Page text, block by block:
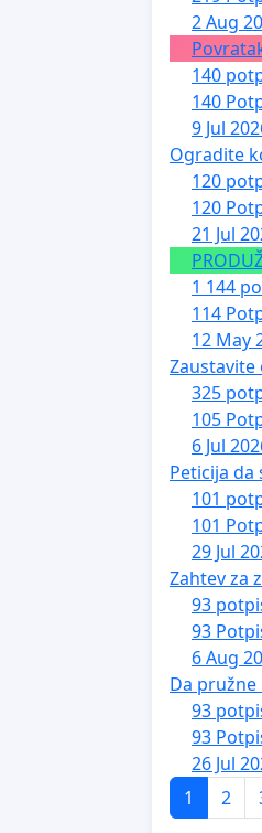
2 Aug
140
140
9 Jul
Ogradite
120
120
21 Jul
1 144
114
12 May
Zaustavite
325
105
6 Jul
Peticija
101
101
29 Jul
Zahtev za
93
93
6 Aug
Da
93
93
26 Jul
1
2